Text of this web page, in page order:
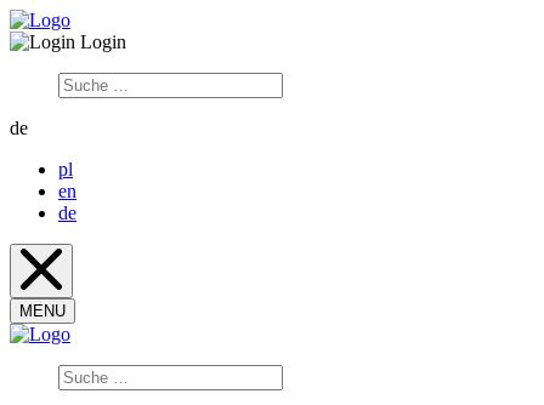
Login
de
pl
en
de
MENU